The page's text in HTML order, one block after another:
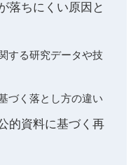
落ちにくい原因と
する研究データや技
づく落とし方の違い
的資料に基づく再